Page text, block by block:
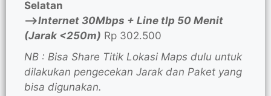
Selatan
—>Internet 30Mbps + Line tlp 50 Menit
(Jarak <250m) Rp 302.500
NB : Bisa Share Titik Lokasi Maps dulu untuk
dilakukan pengecekan Jarak dan Paket yang
bisa digunakan.